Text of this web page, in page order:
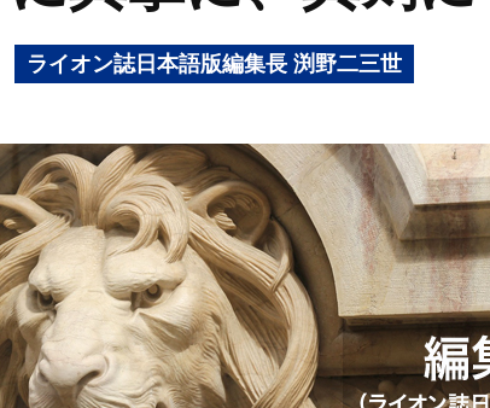
ライオン誌日本語版編集長 渕野二三世